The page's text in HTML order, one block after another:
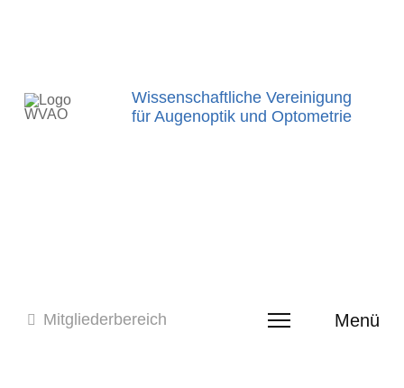
Wissenschaftliche Vereinigung
für Augenoptik und Optometrie
Mitgliederbereich Menü